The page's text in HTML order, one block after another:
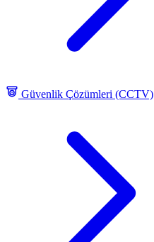
Güvenlik Çözümleri (CCTV)